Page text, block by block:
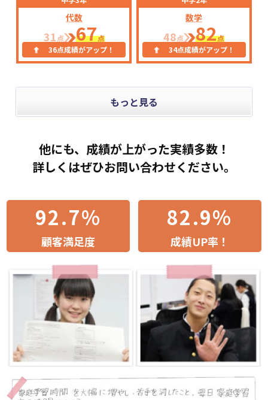
代数
31点 67点
36点成績がアップ！
数学
48点 82点
34点成績がアップ！
もっと見る
他にも、成績が上がった実績多数！
詳しくはぜひお問い合わせください。
92.7%
顧客満足度
82.9%
成績UP率！